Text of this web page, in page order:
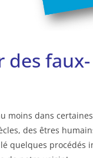
des faux-
moins dans
des êtres
quelques procédés